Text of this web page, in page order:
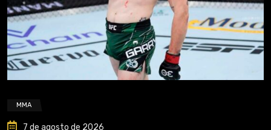
MMA
7 de agosto de 2026